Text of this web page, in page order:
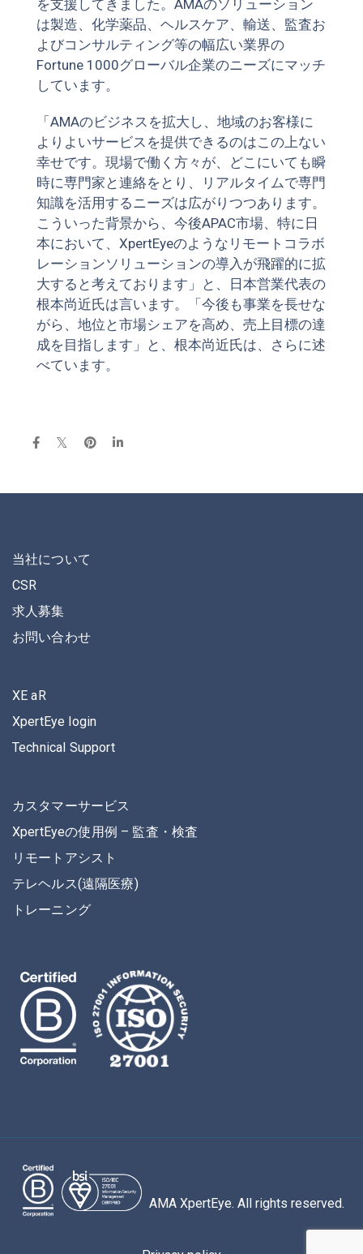
を支援してきました。AMAのソリューション
は製造、化学薬品、ヘルスケア、輸送、監査お
よびコンサルティング等の幅広い業界の
Fortune 1000グローバル企業のニーズにマッチ
しています。
「AMAのビジネスを拡大し、地域のお客様に
よりよいサービスを提供できるのはこの上ない
幸せです。現場で働く方々が、どこにいても瞬
時に専門家と連絡をとり、リアルタイムで専門
知識を活用するニーズは広がりつつあります。
こういった背景から、今後APAC市場、特に日
本において、XpertEyeのようなリモートコラボ
レーションソリューションの導入が飛躍的に拡
大すると考えております」と、日本営業代表の
根本尚近氏は言います。「今後も事業を長せな
がら、地位と市場シェアを高め、売上目標の達
成を目指します」と、根本尚近氏は、さらに述
べています。
当社について
CSR
求人募集
お問い合わせ
XE aR
XpertEye login
Technical Support
カスタマーサービス
XpertEyeの使用例 – 監査・検査
リモートアシスト
テレヘルス(遠隔医療)
トレーニング
AMA XpertEye. All rights reserved.